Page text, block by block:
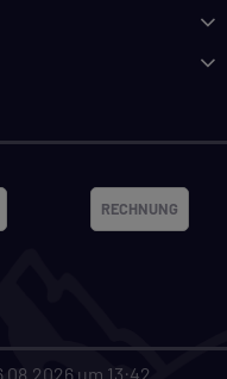
RECHNUNG
um 13:42